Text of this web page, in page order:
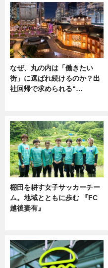
なぜ、丸の内は「働きたい
街」に選ばれ続けるのか？出
社回帰で求められる“…
棚田を耕す女子サッカーチー
ム。地域とともに歩む 『FC
越後妻有』